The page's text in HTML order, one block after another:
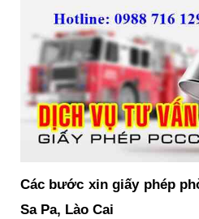
Các bước xin giấy phép
Sa Pa, Lào Cai